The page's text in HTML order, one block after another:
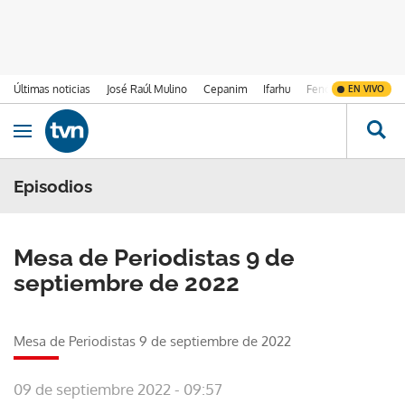
Últimas noticias José Raúl Mulino Cepanim Ifarhu Fenómeno de El
EN VIVO
Ir al contenido
Obrir navegació
Episodios
Mesa de Periodistas 9 de
septiembre de 2022
Mesa de Periodistas 9 de septiembre de 2022
09 de septiembre 2022 - 09:57